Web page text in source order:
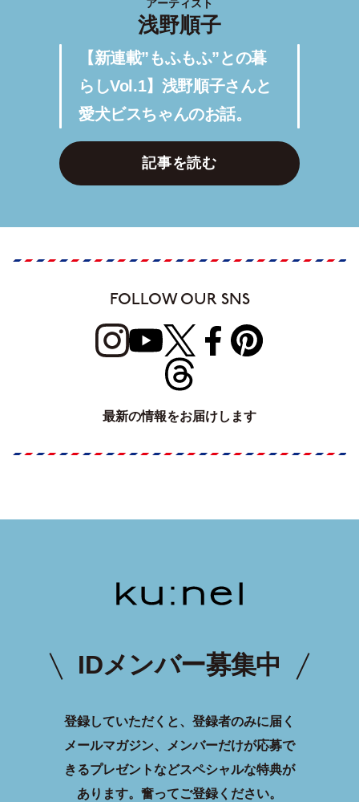
アーティスト
浅野順子
【新連載”もふもふ”との暮
らしVol.1】浅野順子さんと
愛犬ビスちゃんのお話。
記事を読む
FOLLOW OUR SNS
最新の情報をお届けします
IDメンバー募集中
登録していただくと、登録者のみに届く
メールマガジン、メンバーだけが応募で
きるプレゼントなどスペシャルな特典が
あります。 奮ってご登録ください。